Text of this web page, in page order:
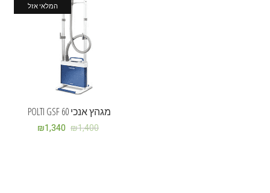
המלאי אזל
מגהץ אנכי POLTI GSF 60
₪1,400
₪1,340